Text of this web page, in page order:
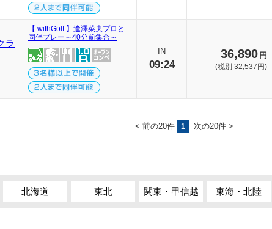
ラ
【 withGolf 】逢澤菜央プロと
同伴プレー～40分前集合～
IN
09:24
36,890円
(税別 32,537円)
< 前の20件 1 次の20件 >
北海道 東北 関東・甲信越 東海・北陸